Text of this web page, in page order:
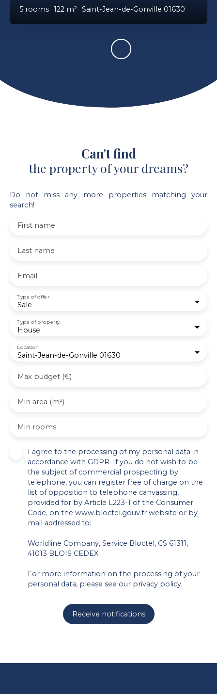
5 rooms 122 m² Saint-Jean-de-Gonville 01630
Can't find
the property of your dreams?
Do not miss any more properties matching your
search!
First name
Last name
Email
Sale
Type of offer
House
Type of property
Saint-Jean-de-Gonville 01630
Location
Max budget (€)
Min area (m²)
Min rooms
I agree to the processing of my personal data in
accordance with GDPR. If you do not wish to be
the subject of commercial prospecting by
telephone, you can register free of charge on the
list of opposition to telephone canvassing,
provided for by Article L223-1 of the Consumer
Code, on the www.bloctel.gouv.fr website or by
mail addressed to:
Worldline Company, Service Bloctel, CS 61311,
41013 BLOIS CEDEX.
For more information on the processing of your
personal data, please see our privacy policy.
Receive notifications